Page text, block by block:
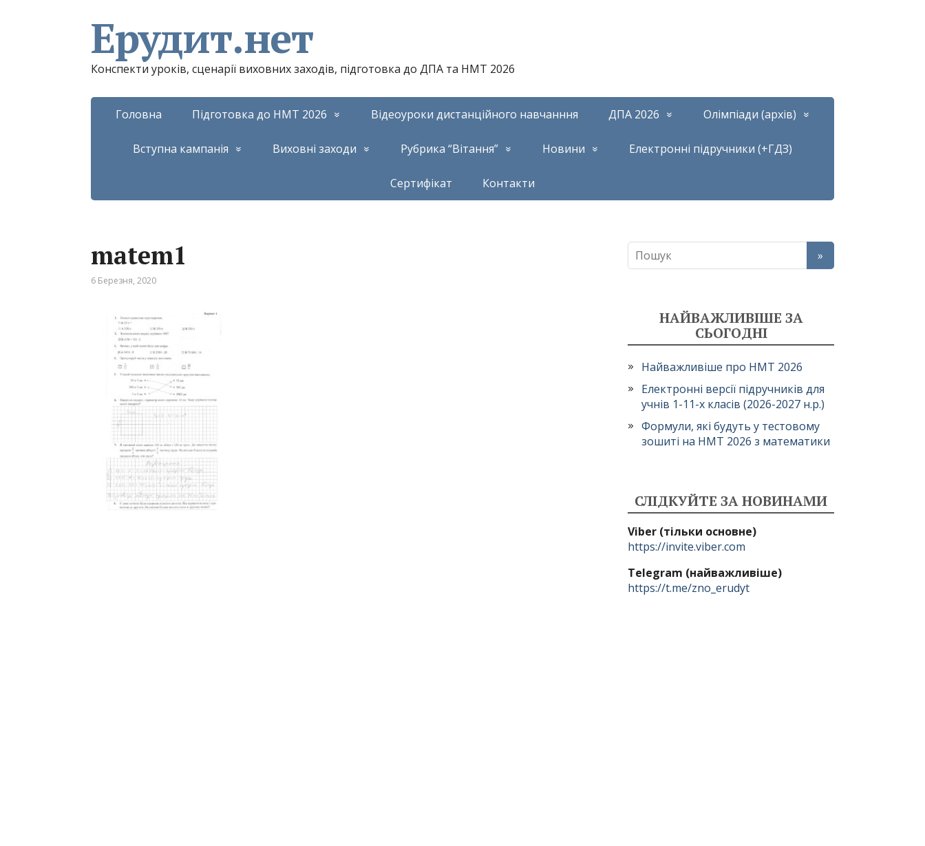
Ерудит.нет
Конспекти уроків, сценарії виховних заходів, підготовка до ДПА та НМТ 2026
Головна Підготовка до НМТ 2026 Відеоуроки дистанційного навчанння ДПА 2026 Олімпіади (архів)
Вступна кампанія Виховні заходи Рубрика “Вітання” Новини Електронні підручники (+ГДЗ)
Сертифікат Контакти
matem1
6 Березня, 2020
НАЙВАЖЛИВІШЕ ЗА
СЬОГОДНІ
Найважливіше про НМТ 2026
Електронні версії підручників для
учнів 1-11-х класів (2026-2027 н.р.)
Формули, які будуть у тестовому
зошиті на НМТ 2026 з математики
СЛІДКУЙТЕ ЗА НОВИНАМИ
Viber (тільки основне)
https://invite.viber.com
Telegram (найважливіше)
https://t.me/zno_erudyt